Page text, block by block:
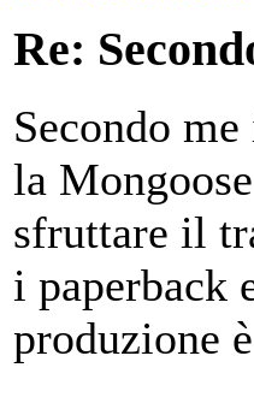
Re:
Secondo
la
sfruttare il
i paperback
produzione